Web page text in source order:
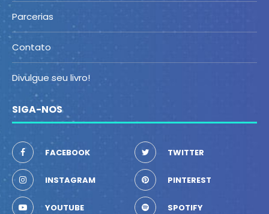
Parcerias
Contato
Divulgue seu livro!
SIGA-NOS
FACEBOOK TWITTER
INSTAGRAM PINTEREST
YOUTUBE SPOTIFY